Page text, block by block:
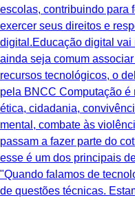
escolas, contribuindo para
exercer seus direitos e
digital.Educação digital
ainda seja comum
recursos tecnológicos, o
pela BNCC Computação é
ética, cidadania,
mental, combate às
passam a fazer parte do
esse é um dos principais
"Quando falamos de
de questões técnicas.